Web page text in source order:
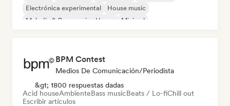
Electrónica experimental
House music
Melodic & Progressive House
Minimal
BPM Contest
Medios De Comunicación/Periodista
&gt; 1800 respuestas dadas
Acid houseAmbienteBass musicBeats / Lo-fiChill out
Escribir artículos